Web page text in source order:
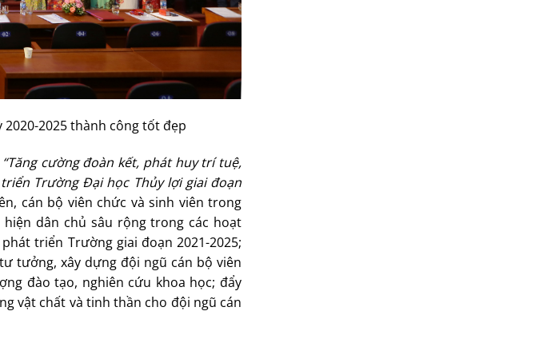
2025 thành công tốt đẹp
“Tăng cường đoàn kết, phát huy trí tuệ,
Trường Đại học Thủy lợi giai đoạn
cán bộ viên chức và sinh viên trong
dân chủ sâu rộng trong các hoạt
triển Trường giai đoạn 2021-2025;
tưởng, xây dựng đội ngũ cán bộ viên
đào tạo, nghiên cứu khoa học; đẩy
vật chất và tinh thần cho đội ngũ cán